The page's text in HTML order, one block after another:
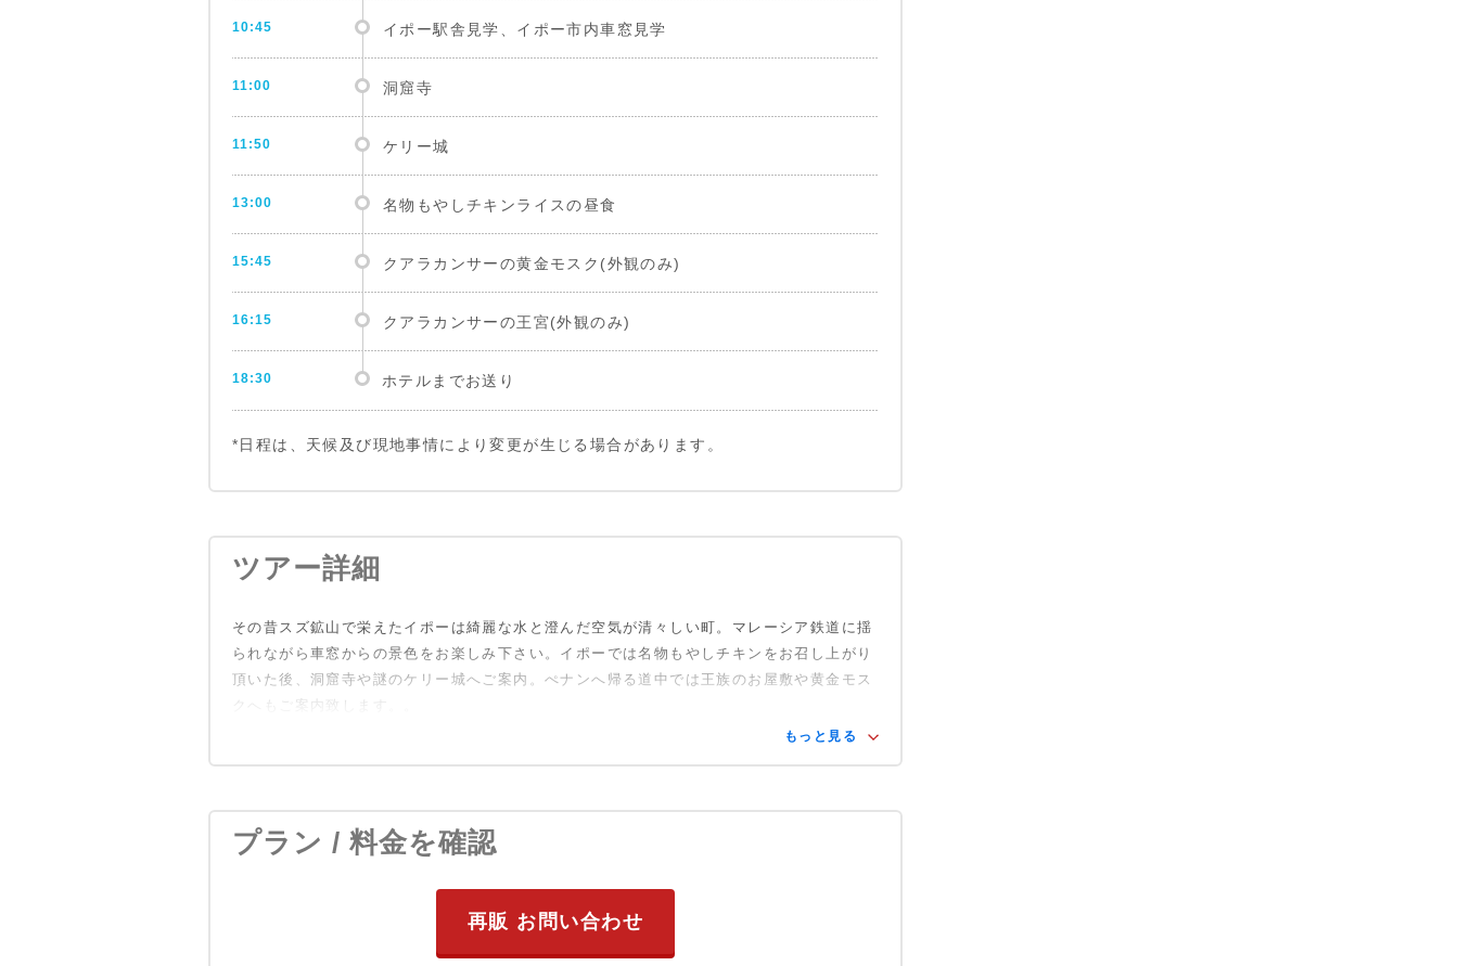
10:45 イポー駅舎見学、イポー市内車窓見学
11:00 洞窟寺
11:50 ケリー城
13:00 名物もやしチキンライスの昼食
15:45 クアラカンサーの黄金モスク(外観のみ)
16:15 クアラカンサーの王宮(外観のみ)
18:30 ホテルまでお送り
*日程は、天候及び現地事情により変更が生じる場合があります。
ツアー詳細
その昔スズ鉱山で栄えたイポーは綺麗な水と澄んだ空気が清々しい町。マレーシア鉄道に揺
られながら車窓からの景色をお楽しみ下さい。イポーでは名物もやしチキンをお召し上がり
頂いた後、洞窟寺や謎のケリー城へご案内。ぺナンへ帰る道中では王族のお屋敷や黄金モス
クへもご案内致します。。
もっと見る
プラン / 料金を確認
再販 お問い合わせ